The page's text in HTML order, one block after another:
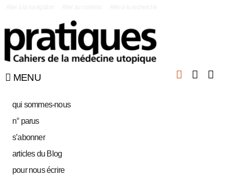
MENU
qui sommes-nous
n° parus
s’abonner
articles du Blog
pour nous écrire